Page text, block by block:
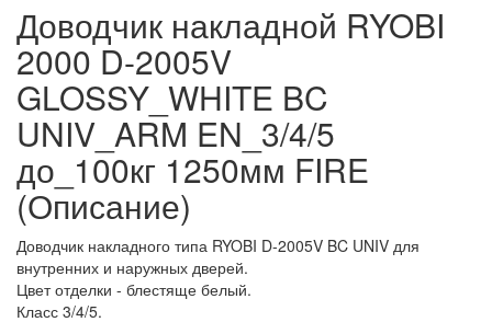
Доводчик накладной RYOBI
2000 D-2005V
GLOSSY_WHITE BC
UNIV_ARM EN_3/4/5
до_100кг 1250мм FIRE
(Описание)
Доводчик накладного типа RYOBI D-2005V BC UNIV для
внутренних и наружных дверей.
Цвет отделки - блестяще белый.
Класс 3/4/5.